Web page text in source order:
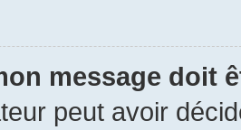
message doit
peut avoir